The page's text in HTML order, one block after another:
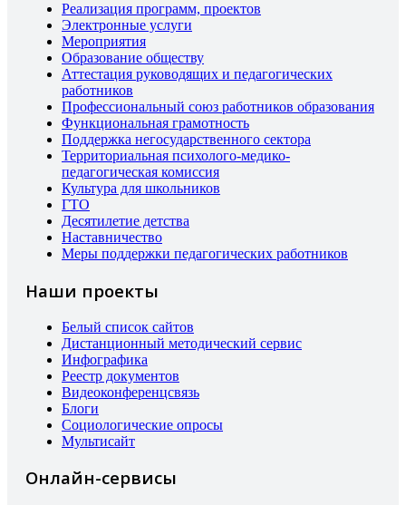
Реализация программ, проектов
Электронные услуги
Мероприятия
Образование обществу
Аттестация руководящих и педагогических
работников
Профессиональный союз работников образования
Функциональная грамотность
Поддержка негосударственного сектора
Территориальная психолого-медико-
педагогическая комиссия
Культура для школьников
ГТО
Десятилетие детства
Наставничество
Меры поддержки педагогических работников
Наши проекты
Белый список сайтов
Дистанционный методический сервис
Инфографика
Реестр документов
Видеоконференцсвязь
Блоги
Социологические опросы
Мультисайт
Онлайн-сервисы